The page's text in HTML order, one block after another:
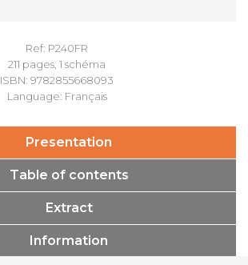
Ref: P240FR
211 pages, 1 schéma
ISBN: 9782855668093
Language: Français
Presentation
Table of contents
Extract
Information